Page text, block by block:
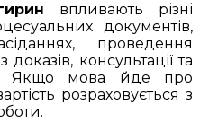
впливають різні
документів,
проведення
доказів, консультації та
Якщо мова йде про
розраховується з